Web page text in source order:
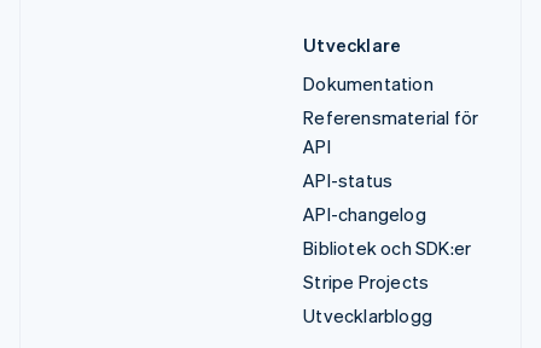
Utvecklare
Dokumentation
Referensmaterial för
API
API-status
API-changelog
Bibliotek och SDK:er
Stripe Projects
Utvecklarblogg